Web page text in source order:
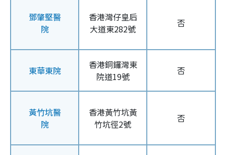
鄧肇堅醫
院
香港灣仔皇后
大道東282號
否
東華東院
香港銅鑼灣東
院道19號
否
黃竹坑醫
院
香港黃竹坑黃
竹坑徑2號
否